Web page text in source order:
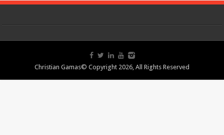
Christian Gamas© Copyright 2026, All Rights Reserved